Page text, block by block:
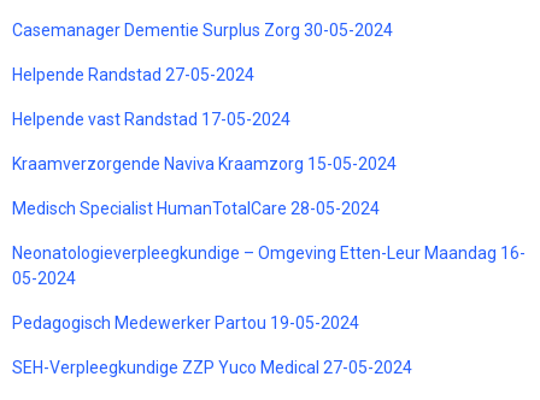
Casemanager Dementie Surplus Zorg 30-05-2024
Helpende Randstad 27-05-2024
Helpende vast Randstad 17-05-2024
Kraamverzorgende Naviva Kraamzorg 15-05-2024
Medisch Specialist HumanTotalCare 28-05-2024
Neonatologieverpleegkundige – Omgeving Etten-Leur Maandag 16-
05-2024
Pedagogisch Medewerker Partou 19-05-2024
SEH-Verpleegkundige ZZP Yuco Medical 27-05-2024